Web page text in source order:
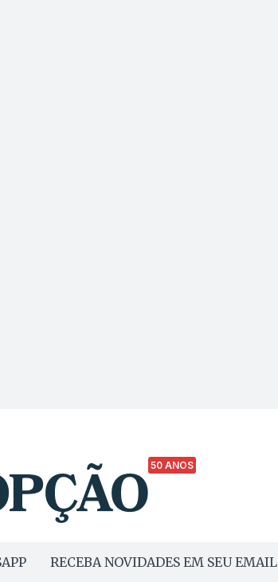
50 ANOS
RECEBA NOVIDADES EM SEU EMAIL